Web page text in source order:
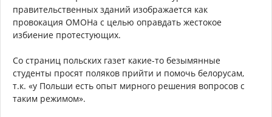
правительственных зданий изображается как
провокация ОМОНа с целью оправдать жестокое
избиение протестующих.
Со страниц польских газет какие-то безымянные
студенты просят поляков прийти и помочь белорусам,
т.к. «у Польши есть опыт мирного решения вопросов с
таким режимом».